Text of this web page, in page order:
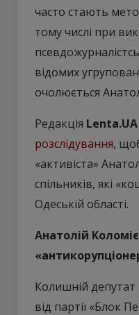
часто стають
тому числі при
відомих
очолюється
Редакція Lenta.UA
розслідування,
«активіста»
спільників, які
Одеській області.
Анатолій
Колишній депутат
від партії «Блок